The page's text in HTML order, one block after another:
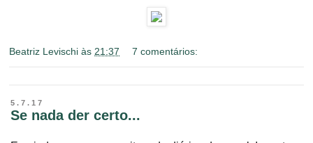
Beatriz Levischi às 21:37 7 comentários:
5.7.17
Se nada der certo...